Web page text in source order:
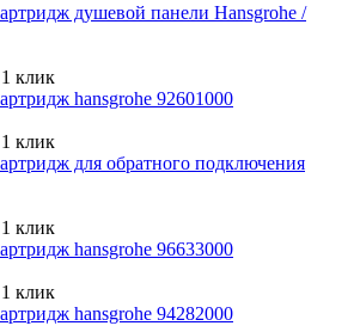
душевой панели Hansgrohe /
клик
hansgrohe 92601000
клик
для обратного подключения
клик
hansgrohe 96633000
клик
hansgrohe 94282000